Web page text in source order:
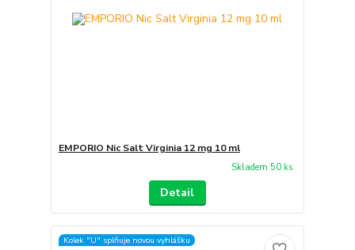
EMPORIO Nic Salt Virginia 12 mg 10 ml
Skladem 50 ks
Detail
Kolek "U" splňuje novou vyhlášku